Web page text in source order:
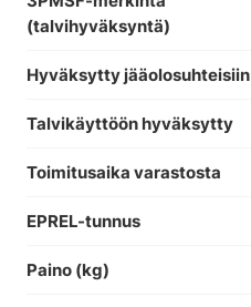
(talvihyväksyntä)
Hyväksytty jääolosuhteisiin
Talvikäyttöön hyväksytty
Toimitusaika varastosta
EPREL-tunnus
Paino (kg)